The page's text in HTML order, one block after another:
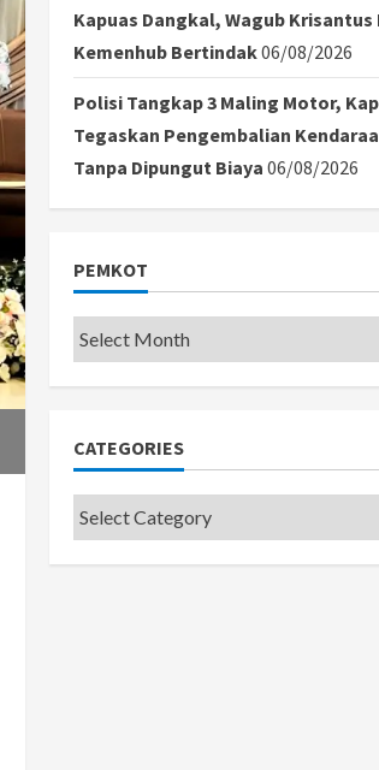
Kapuas Dangkal, Wagub Krisantus
Kemenhub Bertindak06/08/2026
Polisi Tangkap 3 Maling Motor,
Tegaskan Pengembalian
Tanpa Dipungut Biaya 06/08/2026
PEMKOT
Pemkot
CATEGORIES
Categories